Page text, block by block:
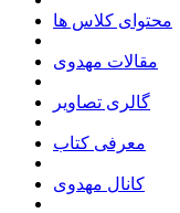
محتوای کلاس ها
مقالات مهدوی
گالری تصاویر
معرفی کتاب
کانال مهدوی